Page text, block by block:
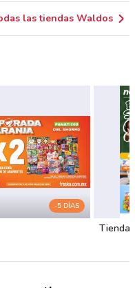
las tiendas Waldos
-5 DÍAS